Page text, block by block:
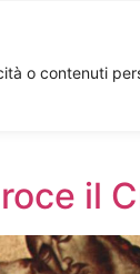
o contenuti
il